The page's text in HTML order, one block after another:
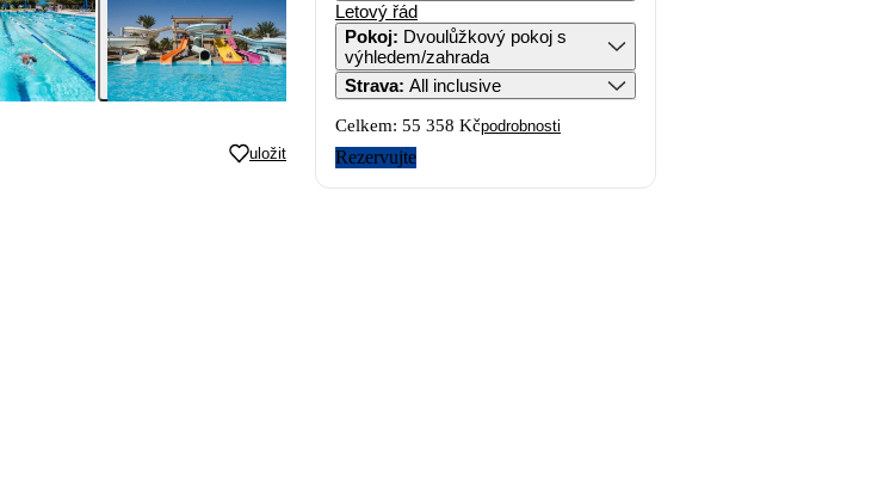
uložit
Letový řád
Pokoj: Dvoulůžkový pokoj s
výhledem/zahrada
Strava: All inclusive
Celkem: 55 358 Kčpodrobnosti
Rezervujte